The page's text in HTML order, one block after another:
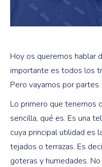
Hoy os queremos hablar
importante es todos los
Pero vayamos por partes.
Lo primero que tenemos
sencilla, qué es. Es una
cuya principal utilidad es
tejados o terrazas. Es
goteras y humedades.